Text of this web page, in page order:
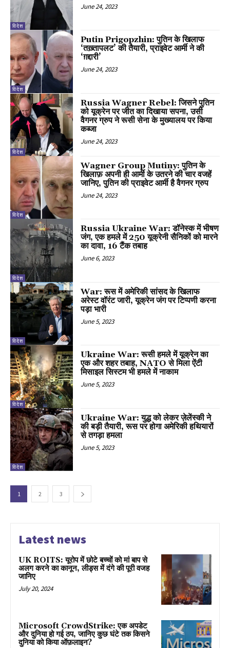
विदेश
June 24, 2023
विदेश
Putin Prigopzhin: पुतिन के खिलाफ
‘तख़्तापलट’ की तैयारी, प्राइवेट आर्मी ने की
‘ग़द्दारी’
June 24, 2023
विदेश
Russia Wagner Rebel: जिसने पुतिन
को यूक्रेन पर जीत का दिखाया सपना, उसी
वैगनर ग्रुप ने रूसी सेना के मुख्यालय पर किया
कब्जा
June 24, 2023
विदेश
Wagner Group Mutiny: पुतिन के
खिलाफ़ अपनी ही आर्मी के उतरने की चार वजहें
जानिए, पुतिन की प्राइवेट आर्मी है वैगनर ग्रुप
June 24, 2023
विदेश
Russia Ukraine War: डॉनेस्क में भीषण
जंग, एक हमले में 250 यूक्रेनी सैनिकों को मारने
का दावा, 16 टैंक तबाह
June 6, 2023
विदेश
War: रूस में अमेरिकी सांसद के खिलाफ
अरेस्ट वॉरंट जारी, यूक्रेन जंग पर टिप्पणी करना
पड़ा भारी
June 5, 2023
विदेश
Ukraine War: रूसी हमले में यूक्रेन का
एक और शहर तबाह, NATO से मिला ऐंटी
मिसाइल सिस्टम भी हमले में नाकाम
June 5, 2023
विदेश
Ukraine War: युद्ध को लेकर ज़ेलेंस्की ने
की बड़ी तैयारी, रूस पर होगा अमेरिकी हथियारों
से तगड़ा हमला
June 5, 2023
1 2 3
Latest news
UK ROITS: यूरोप में छोटे बच्चों को मां बाप से
अलग करने का कानून, लीड्स में दंगे की पूरी वजह
जानिए
July 20, 2024
Microsoft CrowdStrike: एक अपडेट
और दुनिया हो गई ठप, जानिए कुछ घंटे तक किसने
दुनिया को किया ऑफ़लाइन?